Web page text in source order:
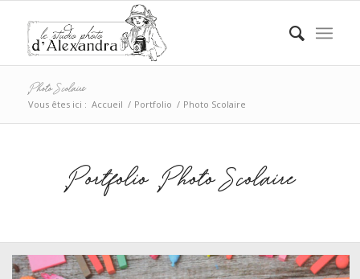
Photo Scolaire
Vous êtes ici : Accueil / Portfolio / Photo Scolaire
Portfolio Photo Scolaire